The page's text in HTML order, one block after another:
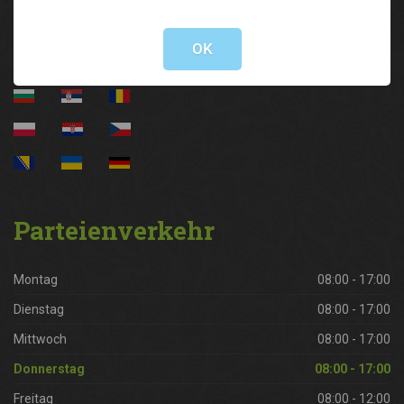
Parteienverkehr
Montag 08:00 - 17:00
Dienstag 08:00 - 17:00
Mittwoch 08:00 - 17:00
Donnerstag 08:00 - 17:00
Freitag 08:00 - 12:00
OK